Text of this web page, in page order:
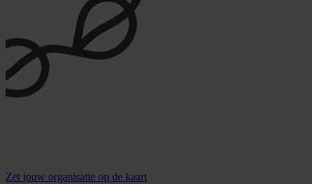
Zet jouw organisatie op de kaart